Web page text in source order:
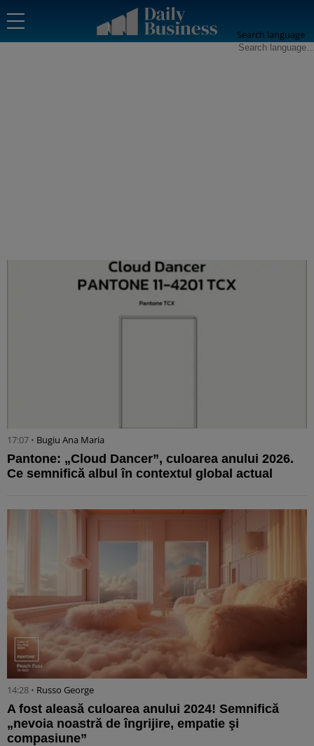
Search language
17:07 • Bugiu ⁠Ana Maria
Pantone: „Cloud Dancer”, culoarea anului 2026.
Ce semnifică albul în contextul global actual
14:28 • Russo George
A fost aleasă culoarea anului 2024! Semnifică
„nevoia noastră de îngrijire, empatie şi
compasiune”